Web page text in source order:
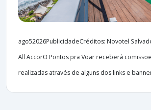
ago52026PublicidadeCréditos: Novotel
All AccorO Pontos pra Voar receberá
realizadas através de alguns dos links e